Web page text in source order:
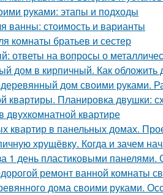
руками: этапы и подходы
ванны: стоимость и варианты
комнаты братьев и сестер
ответы на вопросы о
дом в кирпичный. Как обложить
дом своими руками.
квартиры. Планировка двушки:
двухкомнатной квартире
квартир в панельных домах.
хрущёвку. Когда и зачем
1 день пластиковыми
ремонт ванной комнаты
дома своими руками.